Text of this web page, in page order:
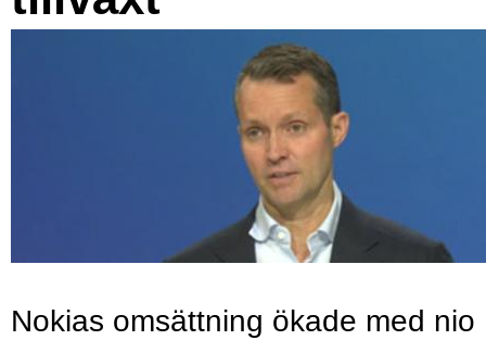
Nokias omsättning ökade med nio